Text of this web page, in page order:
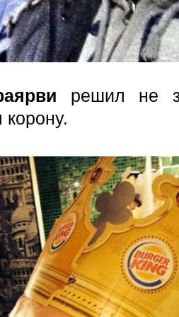
решил не
корону.